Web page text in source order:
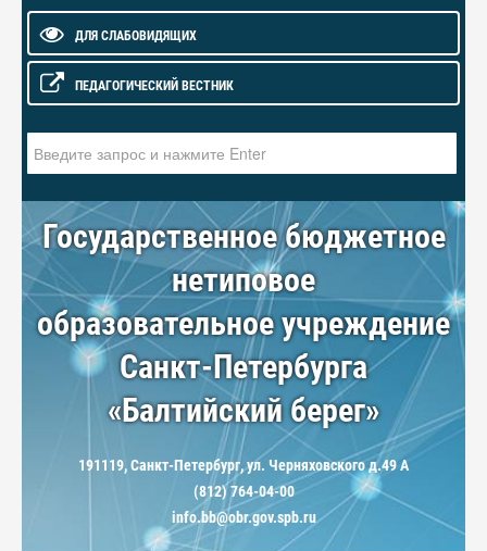
ДЛЯ СЛАБОВИДЯЩИХ
ПЕДАГОГИЧЕСКИЙ ВЕСТНИК
Государственное бюджетное
нетиповое
образовательное учреждение
Санкт-Петербурга
«Балтийский берег»
191119, Санкт-Петербург, ул. Черняховского д.49 А
(812) 764-04-00
info.bb@obr.gov.spb.ru